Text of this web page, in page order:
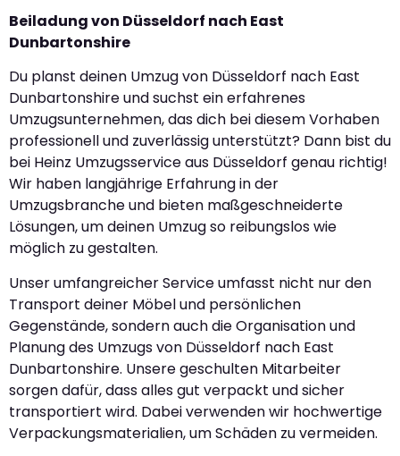
Beiladung von Düsseldorf nach East
Dunbartonshire
Du planst deinen Umzug von Düsseldorf nach East
Dunbartonshire und suchst ein erfahrenes
Umzugsunternehmen, das dich bei diesem Vorhaben
professionell und zuverlässig unterstützt? Dann bist du
bei Heinz Umzugsservice aus Düsseldorf genau richtig!
Wir haben langjährige Erfahrung in der
Umzugsbranche und bieten maßgeschneiderte
Lösungen, um deinen Umzug so reibungslos wie
möglich zu gestalten.
Unser umfangreicher Service umfasst nicht nur den
Transport deiner Möbel und persönlichen
Gegenstände, sondern auch die Organisation und
Planung des Umzugs von Düsseldorf nach East
Dunbartonshire. Unsere geschulten Mitarbeiter
sorgen dafür, dass alles gut verpackt und sicher
transportiert wird. Dabei verwenden wir hochwertige
Verpackungsmaterialien, um Schäden zu vermeiden.